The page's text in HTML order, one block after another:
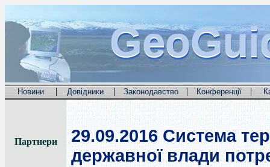
Новини | Довідники | Законодавство | Конференції |
Партнери 29.09.2016 Система
державної влади